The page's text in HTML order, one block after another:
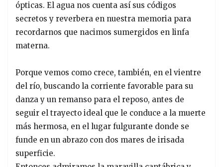
ópticas. El agua nos cuenta así sus códigos
secretos y reverbera en nuestra memoria para
recordarnos que nacimos sumergidos en linfa
materna.
Porque vemos como crece, también, en el vientre
del río, buscando la corriente favorable para su
danza y un remanso para el reposo, antes de
seguir el trayecto ideal que le conduce a la muerte
más hermosa, en el lugar fulgurante donde se
funde en un abrazo con dos mares de irisada
superficie.